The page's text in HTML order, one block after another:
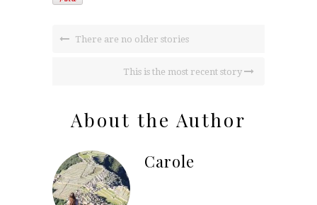
There are no older stories
This is the most recent story
About the Author
Carole